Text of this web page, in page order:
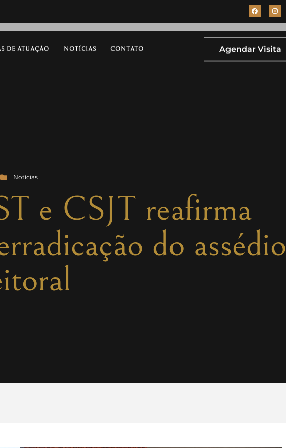
DE ATUAÇÃO NOTÍCIAS CONTATO Agendar Visita
Notícias
e CSJT reafirma
do assédio